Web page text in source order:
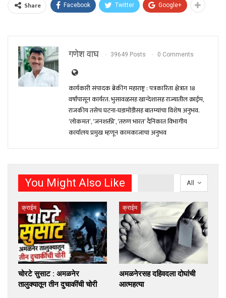
Share Facebook Twitter Google+
गणेश वाघ 39649 Posts 0 Comments
कार्यकारी संपादक ब्रेकींग महाराष्ट्र : पत्रकारिता क्षेत्रात 18
वर्षांपासून कार्यरत. भुसावळसह खान्देशासह राज्यातील क्राईम,
राजकीय तसेच घटना-घडामोंडीसह बातम्यांचा विशेष अनुभव.
‘लोकमत’, ‘जनशक्ती’, ‘तरुण भारत’ दैनिकात विभागीय
कार्यालय प्रमुख म्हणून कामकाजाचा अनुभव
All
You Might Also Like
क्राईम
चोरटे सुसाट : अमळनेर
तालुक्यातून तीन दुचाकींची चोरी
क्राईम
अमळनेरसह दहिवदला दोघांची
आत्महत्या